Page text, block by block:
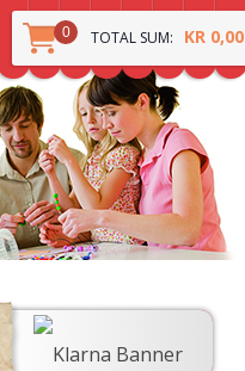
0 TOTAL SUM: KR 0,00